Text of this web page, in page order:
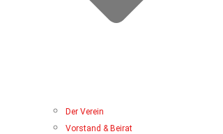
Der Verein
Vorstand & Beirat